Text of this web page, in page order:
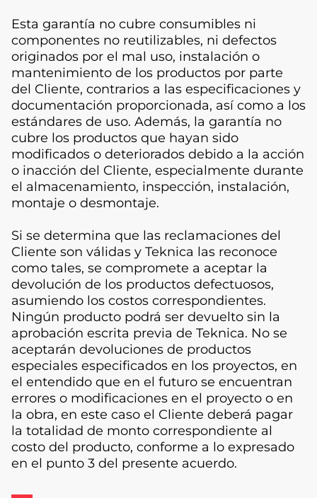
Esta garantía no cubre consumibles ni
componentes no reutilizables, ni defectos
originados por el mal uso, instalación o
mantenimiento de los productos por parte
del Cliente, contrarios a las especificaciones y
documentación proporcionada, así como a los
estándares de uso. Además, la garantía no
cubre los productos que hayan sido
modificados o deteriorados debido a la acción
o inacción del Cliente, especialmente durante
el almacenamiento, inspección, instalación,
montaje o desmontaje.
Si se determina que las reclamaciones del
Cliente son válidas y Teknica las reconoce
como tales, se compromete a aceptar la
devolución de los productos defectuosos,
asumiendo los costos correspondientes.
Ningún producto podrá ser devuelto sin la
aprobación escrita previa de Teknica. No se
aceptarán devoluciones de productos
especiales especificados en los proyectos, en
el entendido que en el futuro se encuentran
errores o modificaciones en el proyecto o en
la obra, en este caso el Cliente deberá pagar
la totalidad de monto correspondiente al
costo del producto, conforme a lo expresado
en el punto 3 del presente acuerdo.